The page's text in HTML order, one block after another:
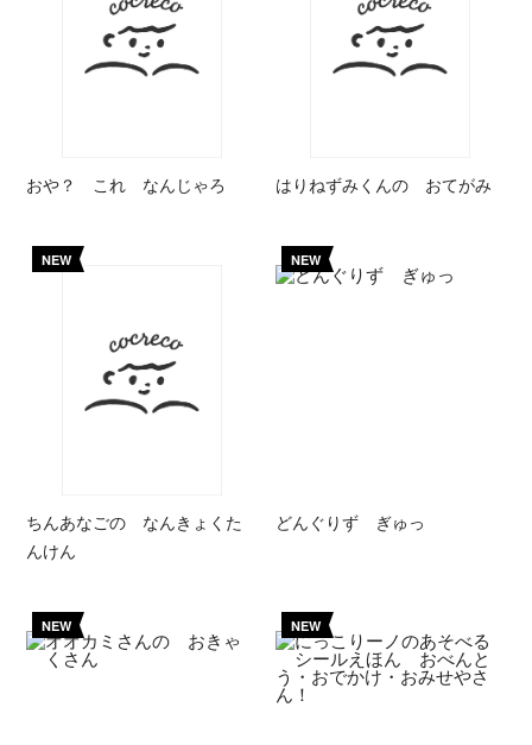
おや？ これ なんじゃろ はりねずみくんの おてがみ
NEW
ちんあなごの なんきょくた
んけん
NEW
どんぐりず ぎゅっ
NEW NEW